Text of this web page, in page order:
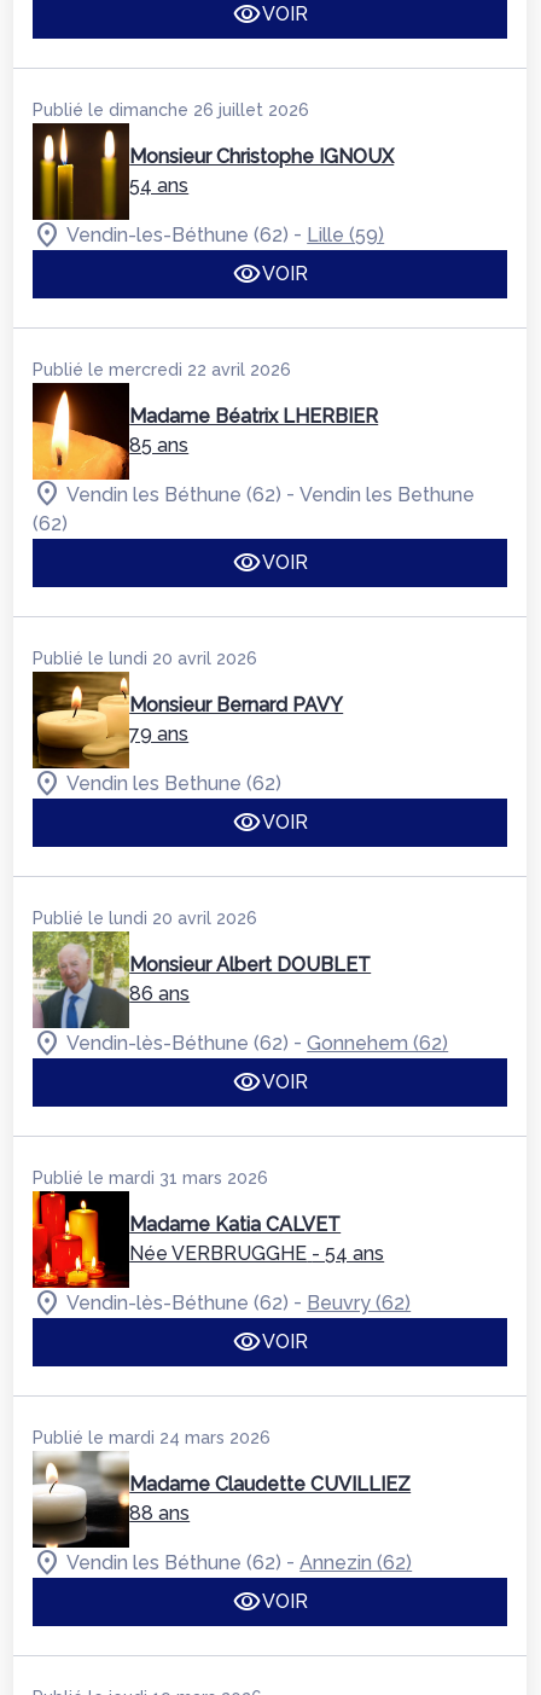
VOIR
Publié le dimanche 26 juillet 2026
Monsieur Christophe IGNOUX
54 ans
Vendin-les-Béthune (62) - Lille (59)
VOIR
Publié le mercredi 22 avril 2026
Madame Béatrix LHERBIER
85 ans
Vendin les Béthune (62) -Vendin les Bethune
(62)
VOIR
Publié le lundi 20 avril 2026
Monsieur Bernard PAVY
79 ans
Vendin les Bethune (62)
VOIR
Publié le lundi 20 avril 2026
Monsieur Albert DOUBLET
86 ans
Vendin-lès-Béthune (62) -Gonnehem (62)
VOIR
Publié le mardi 31 mars 2026
Madame Katia CALVET
Née VERBRUGGHE - 54 ans
Vendin-lès-Béthune (62) - Beuvry (62)
VOIR
Publié le mardi 24 mars 2026
Madame Claudette CUVILLIEZ
88 ans
Vendin les Béthune (62) - Annezin (62)
VOIR